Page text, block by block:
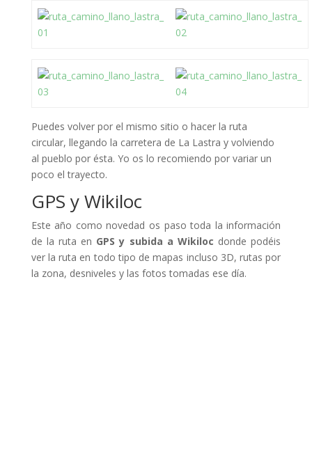
Puedes volver por el mismo sitio o hacer la ruta
circular, llegando la carretera de La Lastra y volviendo
al pueblo por ésta. Yo os lo recomiendo por variar un
poco el trayecto.
GPS y Wikiloc
Este año como novedad os paso toda la información
de la ruta en GPS y subida a Wikiloc donde podéis
ver la ruta en todo tipo de mapas incluso 3D, rutas por
la zona, desniveles y las fotos tomadas ese día.